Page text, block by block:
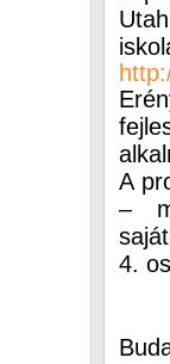
A
–
4.